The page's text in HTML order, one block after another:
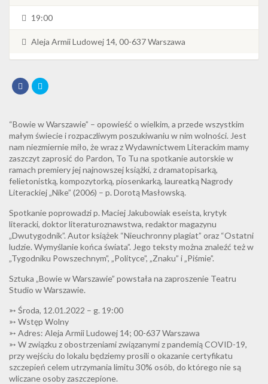
19:00
Aleja Armii Ludowej 14, 00-637 Warszawa
“Bowie w Warszawie” – opowieść o wielkim, a przede wszystkim
małym świecie i rozpaczliwym poszukiwaniu w nim wolności. Jest
nam niezmiernie miło, że wraz z Wydawnictwem Literackim mamy
zaszczyt zaprosić do Pardon, To Tu na spotkanie autorskie w
ramach premiery jej najnowszej książki, z dramatopisarką,
felietonistką, kompozytorką, piosenkarką, laureatką Nagrody
Literackiej „Nike” (2006) – p. Dorotą Masłowską.
Spotkanie poprowadzi p. Maciej Jakubowiak eseista, krytyk
literacki, doktor literaturoznawstwa, redaktor magazynu
„Dwutygodnik”. Autor książek “Nieuchronny plagiat” oraz “Ostatni
ludzie. Wymyślanie końca świata”. Jego teksty można znaleźć też w
„Tygodniku Powszechnym”, „Polityce”, „Znaku” i „Piśmie”.
Sztuka „Bowie w Warszawie” powstała na zaproszenie Teatru
Studio w Warszawie.
➳ Środa, 12.01.2022 – g. 19:00
➳ Wstęp Wolny
➳ Adres: Aleja Armii Ludowej 14; 00-637 Warszawa
➳ W związku z obostrzeniami związanymi z pandemią COVID-19,
przy wejściu do lokalu będziemy prosili o okazanie certyfikatu
szczepień celem utrzymania limitu 30% osób, do którego nie są
wliczane osoby zaszczepione.